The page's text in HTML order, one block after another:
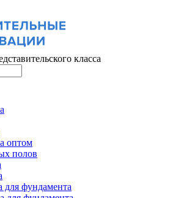
класса
оптом
полов
для фундамента